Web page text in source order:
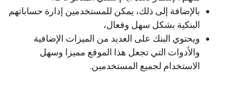
بالإضافة إلى ذلك، يمكن للمستخدمين إدارة حساباتهم
البنكية بشكل سهل وفعال،
ويحتوي البنك على العديد من الميزات الإضافية
والأدوات التي تجعل هذا الموقع مميزا وسهل
الاستخدام لجميع المستخدمين.